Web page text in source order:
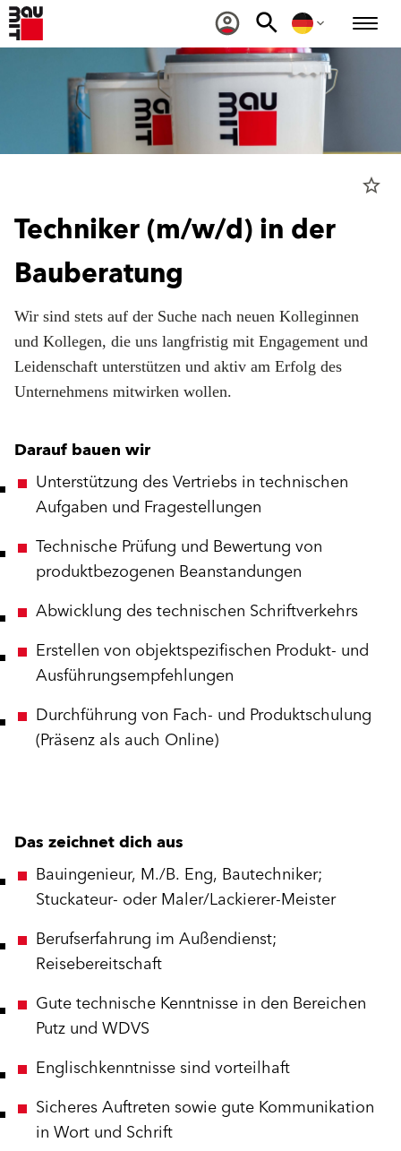
star_border
Techniker (m/w/d) in der
Bauberatung
Wir sind stets auf der Suche nach neuen Kolleginnen
und Kollegen, die uns langfristig mit Engagement und
Leidenschaft unterstützen und aktiv am Erfolg des
Unternehmens mitwirken wollen.
Darauf bauen wir
Unterstützung des Vertriebs in technischen
Aufgaben und Fragestellungen
Technische Prüfung und Bewertung von
produktbezogenen Beanstandungen
Abwicklung des technischen Schriftverkehrs
Erstellen von objektspezifischen Produkt- und
Ausführungsempfehlungen
Durchführung von Fach- und Produktschulung
(Präsenz als auch Online)
Das zeichnet dich aus
Bauingenieur, M./B. Eng, Bautechniker;
Stuckateur- oder Maler/Lackierer-Meister
Berufserfahrung im Außendienst;
Reisebereitschaft
Gute technische Kenntnisse in den Bereichen
Putz und WDVS
Englischkenntnisse sind vorteilhaft
Sicheres Auftreten sowie gute Kommunikation
in Wort und Schrift